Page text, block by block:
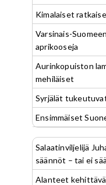
Kimalaiset
Varsinais-
aprikooseja
Aurinkopuiston
mehiläiset
Syrjälät
Ensimmäiset
Salaatinviljelijä
säännöt – tai ei
Alanteet